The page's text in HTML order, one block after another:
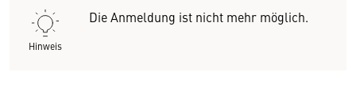
Hinweis
Die Anmeldung ist nicht mehr möglich.